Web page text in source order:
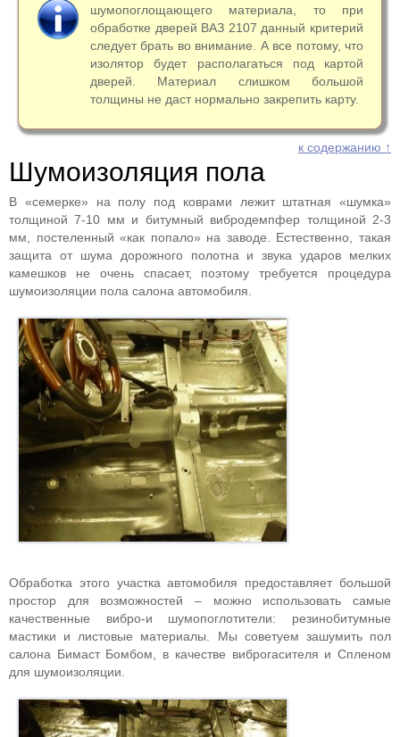
шумопоглощающего материала, то при
обработке дверей ВАЗ 2107 данный критерий
следует брать во внимание. А все потому, что
изолятор будет располагаться под картой
дверей. Материал слишком большой
толщины не даст нормально закрепить карту.
к содержанию ↑
Шумоизоляция пола
В «семерке» на полу под коврами лежит штатная «шумка»
толщиной 7-10 мм и битумный вибродемпфер толщиной 2-3
мм, постеленный «как попало» на заводе. Естественно, такая
защита от шума дорожного полотна и звука ударов мелких
камешков не очень спасает, поэтому требуется процедура
шумоизоляции пола салона автомобиля.
Обработка этого участка автомобиля предоставляет большой
простор для возможностей – можно использовать самые
качественные вибро-и шумопоглотители: резинобитумные
мастики и листовые материалы. Мы советуем зашумить пол
салона Бимаст Бомбом, в качестве виброгасителя и Спленом
для шумоизоляции.